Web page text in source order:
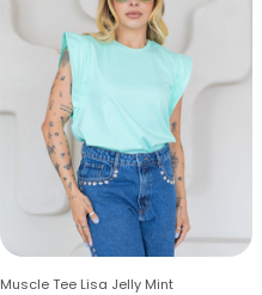
Muscle Tee Lisa Jelly Mint